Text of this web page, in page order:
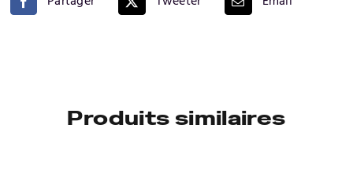
black
Produits similaires